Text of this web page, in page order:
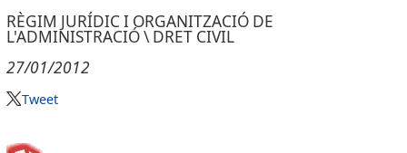
RÈGIM JURÍDIC I ORGANITZACIÓ DE
L'ADMINISTRACIÓ \ DRET CIVIL
27/01/2012
Tweet